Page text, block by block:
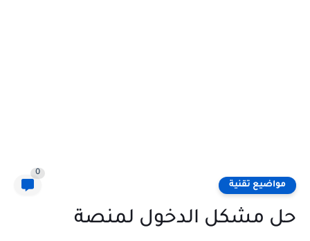
مواضيع تقنية
0
حل مشكل الدخول لمنصة